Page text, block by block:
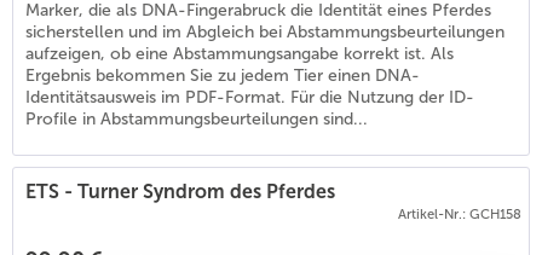
Marker, die als DNA-Fingerabruck die Identität eines Pferdes
sicherstellen und im Abgleich bei Abstammungsbeurteilungen
aufzeigen, ob eine Abstammungsangabe korrekt ist. Als
Ergebnis bekommen Sie zu jedem Tier einen DNA-
Identitätsausweis im PDF-Format. Für die Nutzung der ID-
Profile in Abstammungsbeurteilungen sind...
ETS - Turner Syndrom des Pferdes
Artikel-Nr.: GCH158